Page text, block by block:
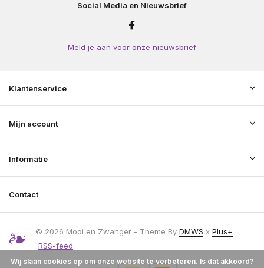
Social Media en Nieuwsbrief
Meld je aan voor onze nieuwsbrief
Klantenservice
Mijn account
Informatie
Contact
© 2026 Mooi en Zwanger - Theme By DMWS x Plus+
RSS-feed
Wij slaan cookies op om onze website te verbeteren. Is dat akkoord?